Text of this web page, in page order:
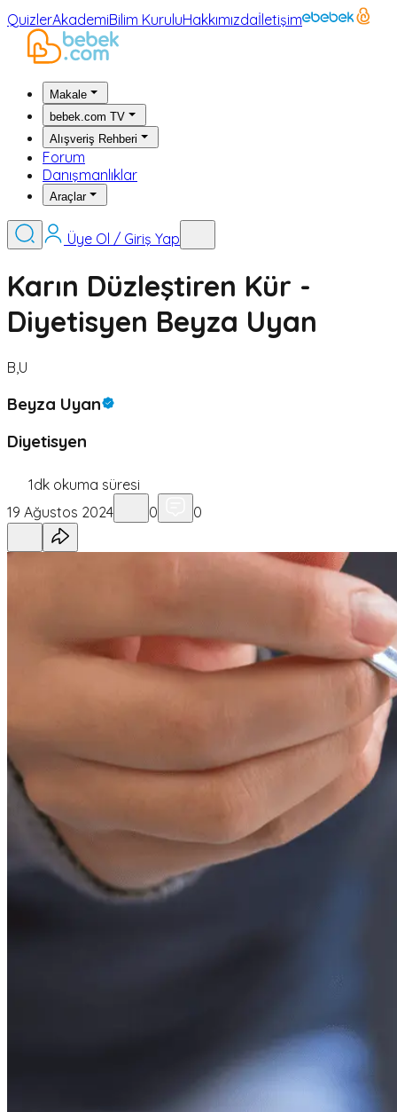
QuizlerAkademiBilim KuruluHakkımızdaİletişim
Makale
bebek.com TV
Alışveriş Rehberi
Forum
Danışmanlıklar
Araçlar
Üye Ol / Giriş Yap
Karın Düzleştiren Kür -
Diyetisyen Beyza Uyan
B,U
Beyza Uyan
Diyetisyen
1dk okuma süresi
19 Ağustos 2024
0 0